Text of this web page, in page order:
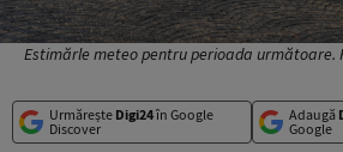
Estimărle meteo pentru perioada următoare.
Urmărește Digi24în Google
Discover
Adaugă
Google